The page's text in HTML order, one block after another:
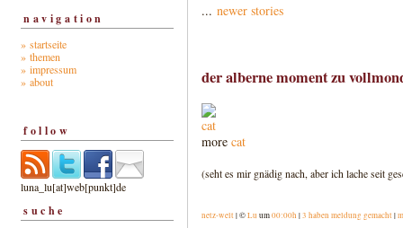
navigation
» startseite
» themen
» impressum
» about
follow
luna_lu[at]web[punkt]de
suche
... newer stories
der alberne moment zu
more cat
(seht es mir gnädig nach, aber ich lache seit
netz-welt| ©Lu um00:00h |3 haben meldung gemacht|